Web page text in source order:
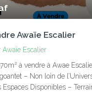
Awaïe Escalier
Awaïe Escalier
à vendre à Awae
– Non loin de
Espaces Disponibles –